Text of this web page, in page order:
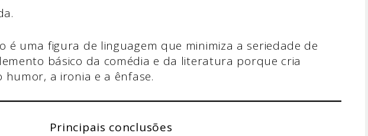
é uma figura de linguagem que minimiza a seriedade de
básico da comédia e da literatura porque cria
a ironia e a ênfase.
Principais conclusões